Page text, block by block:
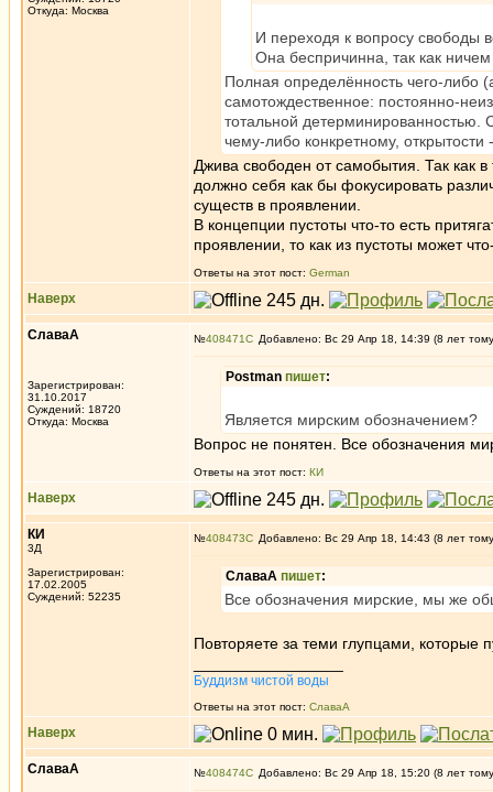
Откуда: Москва
И переходя к вопросу свободы
Она беспричинна, так как
Полная определённость чего-либо
самотождественное: постоянно-
тотальной детерминированностью.
чему-либо конкретному,
Джива свободен от самобытия. Так как
должно себя как бы фокусировать
существ в проявлении.
В концепции пустоты что-то есть
проявлении, то как из пустоты может
Ответы на этот пост: German
Наверх
СлаваА
Зарегистрирован:
31.10.2017
Суждений: 18720
Откуда: Москва
№408471 Добавлено: Вс 29 Апр 18, 14:39 (8 лет
Postman пишет:
Является мирским обозначением?
Вопрос не понятен. Все обозначения
Ответы на этот пост: КИ
Наверх
КИ
3Д
Зарегистрирован:
17.02.2005
Суждений: 52235
№408473 Добавлено: Вс 29 Апр 18, 14:43 (8 лет
СлаваА пишет:
Все обозначения мирские, мы же
Повторяете за теми глупцами, которые
Буддизм чистой воды
Ответы на этот пост: СлаваА
Наверх
СлаваА №408474 Добавлено: Вс 29 Апр 18, 15:20 (8 лет